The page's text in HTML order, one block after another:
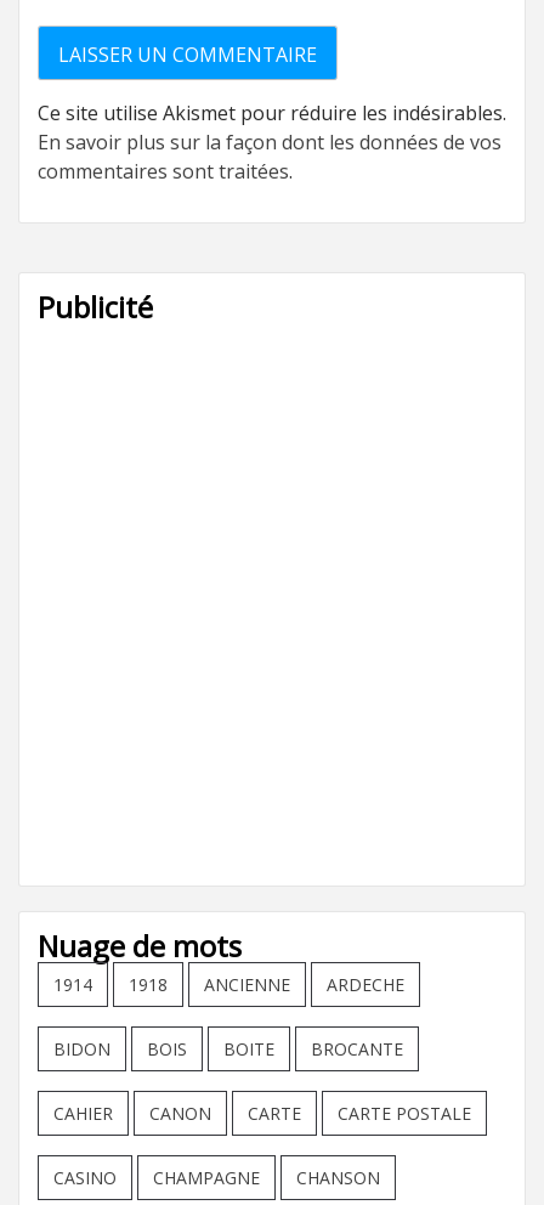
Ce site utilise Akismet pour réduire les indésirables.
En savoir plus sur la façon dont les données de vos
commentaires sont traitées.
Publicité
Nuage de mots
1914 1918 ANCIENNE ARDECHE
BIDON BOIS BOITE BROCANTE
CAHIER CANON CARTE CARTE POSTALE
CASINO CHAMPAGNE CHANSON